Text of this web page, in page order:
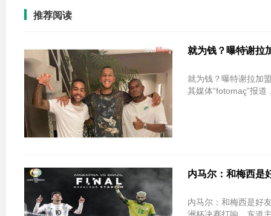
推荐阅读
就为钱？曝特谢拉
就为钱？曝特谢拉加
其媒体“fotomaç”报
内马尔：和梅西是
内马尔：和梅西是好友但决赛只